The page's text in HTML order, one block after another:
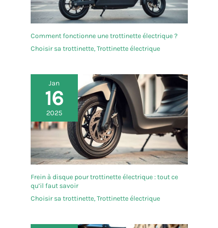
Comment fonctionne une trottinette électrique ?
Choisir sa trottinette,Trottinette électrique
Jan
16
2025
Frein à disque pour trottinette électrique : tout ce
qu’il faut savoir
Choisir sa trottinette,Trottinette électrique